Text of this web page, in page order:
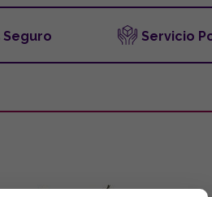
Seguro Servicio